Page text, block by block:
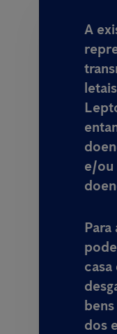
A
letais
e/ou
casa
dos